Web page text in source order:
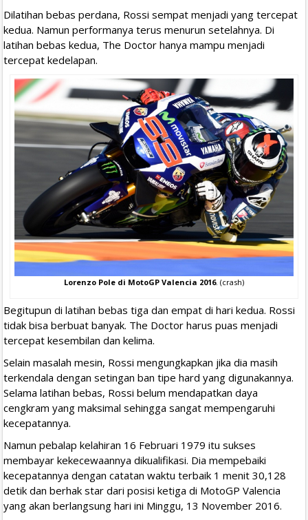
Dilatihan bebas perdana, Rossi sempat menjadi yang tercepat
kedua. Namun performanya terus menurun setelahnya. Di
latihan bebas kedua, The Doctor hanya mampu menjadi
tercepat kedelapan.
Lorenzo Pole di MotoGP Valencia 2016. (crash)
Begitupun di latihan bebas tiga dan empat di hari kedua. Rossi
tidak bisa berbuat banyak. The Doctor harus puas menjadi
tercepat kesembilan dan kelima.
Selain masalah mesin, Rossi mengungkapkan jika dia masih
terkendala dengan setingan ban tipe hard yang digunakannya.
Selama latihan bebas, Rossi belum mendapatkan daya
cengkram yang maksimal sehingga sangat mempengaruhi
kecepatannya.
Namun pebalap kelahiran 16 Februari 1979 itu sukses
membayar kekecewaannya dikualifikasi. Dia mempebaiki
kecepatannya dengan catatan waktu terbaik 1 menit 30,128
detik dan berhak star dari posisi ketiga di MotoGP Valencia
yang akan berlangsung hari ini Minggu, 13 November 2016.